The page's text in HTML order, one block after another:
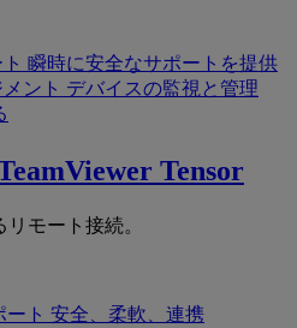
瞬時に安全なサポートを提供
ント デバイスの監視と管理
Tensor
モート接続。
ート 安全、柔軟、連携